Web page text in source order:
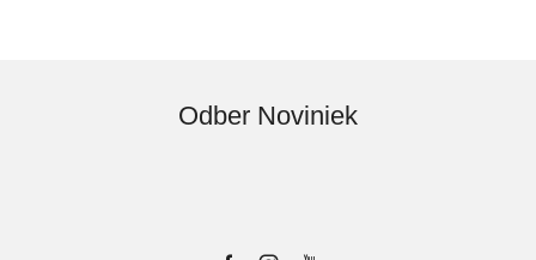
Odber Noviniek